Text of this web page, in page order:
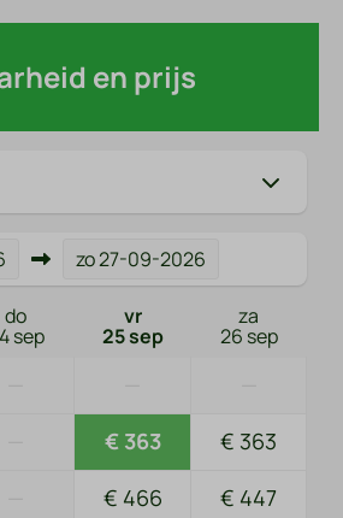
en prijs
zo27-09-2026
do
sep
vr
25 sep
za
26 sep
€ 363 € 363
€ 466 € 447